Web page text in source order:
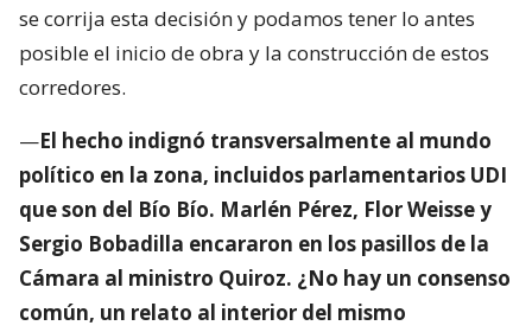
se corrija esta decisión y podamos tener lo antes
posible el inicio de obra y la construcción de estos
corredores.
—El hecho indignó transversalmente al mundo
político en la zona, incluidos parlamentarios UDI
que son del Bío Bío. Marlén Pérez, Flor Weisse y
Sergio Bobadilla encararon en los pasillos de la
Cámara al ministro Quiroz. ¿No hay un consenso
común, un relato al interior del mismo